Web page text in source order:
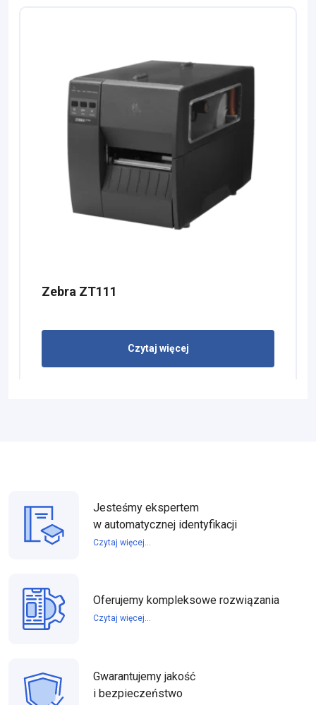
Zebra ZT111
Czytaj więcej
Jesteśmy ekspertem
w automatycznej identyfikacji
Czytaj więcej...
Oferujemy kompleksowe rozwiązania
Czytaj więcej...
Gwarantujemy jakość
i bezpieczeństwo